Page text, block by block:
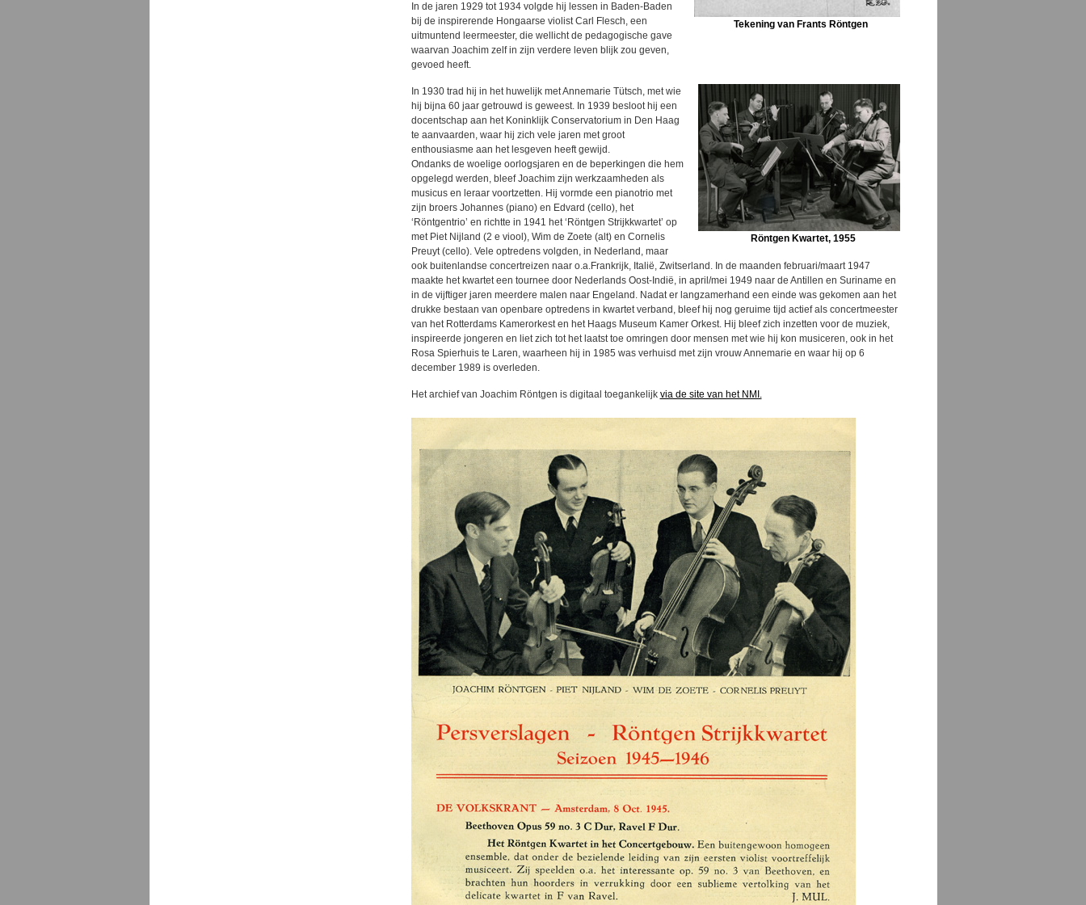
Tekening van Frants Röntgen
In de jaren 1929 tot 1934 volgde hij lessen in Baden-Baden
bij de inspirerende Hongaarse violistCarl Flesch, een
uitmuntend leermeester, die wellicht de pedagogische gave
waarvan Joachim zelf in zijn verdere leven blijk zou geven,
gevoed heeft.
Röntgen Kwartet, 1955
In 1930 trad hij in het huwelijk met Annemarie Tütsch, met wie
hij bijna 60 jaar getrouwd is geweest. In 1939 besloot hij een
docentschap aan het Koninklijk Conservatorium in Den Haag
te aanvaarden, waar hij zich vele jaren met groot
enthousiasme aan het lesgeven heeft gewijd.
Ondanks de woelige oorlogsjaren en de beperkingen die hem
opgelegd werden, bleef Joachim zijn werkzaamheden als
musicus en leraar voortzetten. Hij vormde een pianotrio met
zijn broers Johannes(piano) en Edvard (cello), het
‘Röntgentrio’ en richtte in 1941 het ‘Röntgen Strijkkwartet’ op
met Piet Nijland (2 e viool), Wim de Zoete (alt) en Cornelis
Preuyt (cello). Vele optredens volgden, in Nederland, maar
ook buitenlandse concertreizen naar o.a.Frankrijk, Italië, Zwitserland. In de maanden februari/maart 1947
maakte het kwartet een tournee door Nederlands Oost-Indië, in april/mei 1949 naar de Antillen en Suriname en
in de vijftiger jaren meerdere malen naar Engeland. Nadat er langzamerhand een einde was gekomen aan het
drukke bestaan van openbare optredens in kwartet verband, bleef hij nog geruime tijd actief als concertmeester
van het Rotterdams Kamerorkest en het Haags Museum Kamer Orkest. Hij bleef zich inzetten voor de muziek,
inspireerde jongeren en liet zich tot het laatst toe omringen door mensen met wie hij kon musiceren, ook in het
Rosa Spierhuis te Laren, waarheen hij in 1985 was verhuisd met zijn vrouw Annemarie en waar hij op 6
december 1989 is overleden.
Het archief van Joachim Röntgen is digitaal toegankelijk via de site van het NMI.